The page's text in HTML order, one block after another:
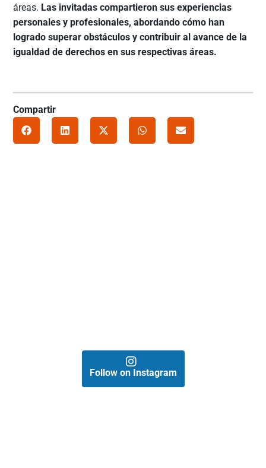
áreas. Las invitadas compartieron sus experiencias
personales y profesionales, abordando cómo han
logrado superar obstáculos y contribuir al avance de la
igualdad de derechos en sus respectivas áreas.
Compartir
Follow on Instagram